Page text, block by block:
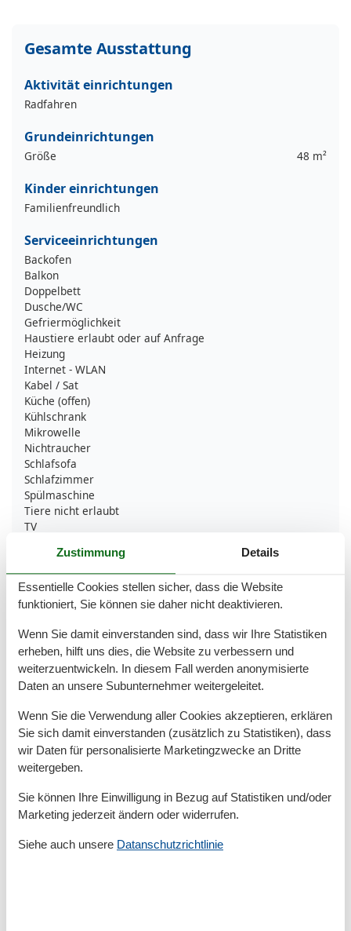
Gesamte Ausstattung
Aktivität einrichtungen
Radfahren
Grundeinrichtungen
Größe 48 m²
Kinder einrichtungen
Familienfreundlich
Serviceeinrichtungen
Backofen
Balkon
Doppelbett
Dusche/WC
Gefriermöglichkeit
Haustiere erlaubt oder auf Anfrage
Heizung
Internet - WLAN
Kabel / Sat
Küche (offen)
Kühlschrank
Mikrowelle
Nichtraucher
Schlafsofa
Schlafzimmer
Spülmaschine
Tiere nicht erlaubt
TV
Waschmaschine
Wäschetrockner
Umliegende einrichtungen
Parkplatz
Unterkünfte
Nichtraucherhaus
Kurzurlaub
Es besteht eine begrenzte Möglichkeit das ganze Jahr
einen Kurzurlaub zu machen, typischerweise
Zustimmung Details
Essentielle Cookies stellen sicher, dass die Website
funktioniert, Sie können sie daher nicht deaktivieren.
Wenn Sie damit einverstanden sind, dass wir Ihre Statistiken
erheben, hilft uns dies, die Website zu verbessern und
weiterzuentwickeln. In diesem Fall werden anonymisierte
Daten an unsere Subunternehmer weitergeleitet.
Wenn Sie die Verwendung aller Cookies akzeptieren, erklären
Sie sich damit einverstanden (zusätzlich zu Statistiken), dass
wir Daten für personalisierte Marketingzwecke an Dritte
weitergeben.
Sie können Ihre Einwilligung in Bezug auf Statistiken und/oder
Marketing jederzeit ändern oder widerrufen.
Siehe auch unsere Datanschutzrichtlinie